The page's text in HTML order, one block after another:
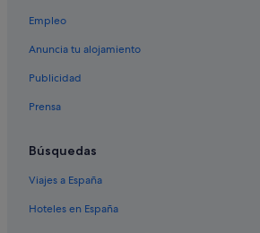
Nh Hotels en Prosperidad
Pensiones en Estación de metro
Chamartín hoteles
Melia hoteles en Ciudad Lineal
Pensiones en Estación de metro
Hoteles cerca de Estación de metro El
Hoteles de 3 estrellas en Prosperidad
Empleo
Anuncia tu alojamiento
Publicidad
Prensa
Búsquedas
Viajes a España
Hoteles en España